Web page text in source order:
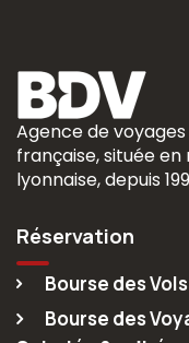
Agence de
française, située en
lyonnaise, depuis
Réservation
Bourse des Vols
Bourse des